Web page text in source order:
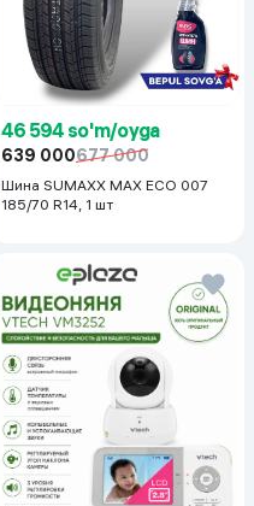
46 594 so'm/oyga
639 000677 000
Шина SUMAXX MAX ECO 007
185/70 R14, 1 шт